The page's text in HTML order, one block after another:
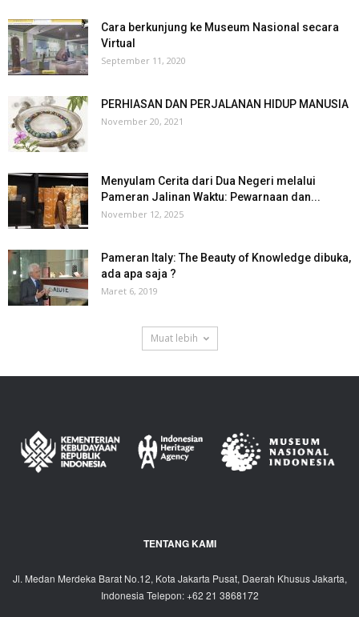
Cara berkunjung ke Museum Nasional secara
Virtual
September 11, 2020
PERHIASAN DAN PERJALANAN HIDUP MANUSIA
November 20, 2021
Menyulam Cerita dari Dua Negeri melalui
Pameran Jalinan Waktu: Pewarnaan dan...
November 12, 2025
Pameran Italy: The Beauty of Knowledge dibuka,
ada apa saja ?
Maret 6, 2019
Muat lebih
TENTANG KAMI
Jl. Medan Merdeka Barat No.12, Kota Jakarta Pusat, Daerah Khusus Jakarta,
Indonesia Telepon: +62 21 3868172